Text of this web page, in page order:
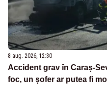
8 aug. 2026, 12:30
Accident grav în Caraș-
foc, un șofer ar putea fi